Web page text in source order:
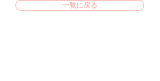
一覧に戻る